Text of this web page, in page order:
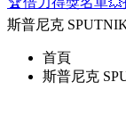
斯普尼克
首頁
斯普尼克